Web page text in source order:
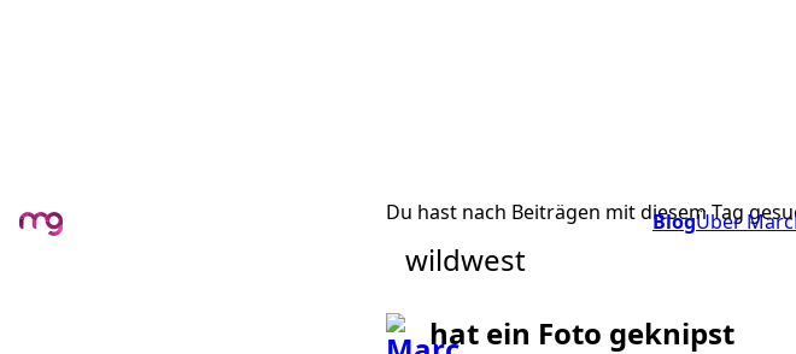
BlogÜber Marc
Du hast nach Beiträgen mit diesem Tag
wildwest
hat ein Foto geknipst